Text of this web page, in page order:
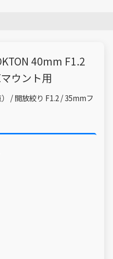
40mm F1.2
ウント用
/ 開放絞り F1.2 / 35mmフ